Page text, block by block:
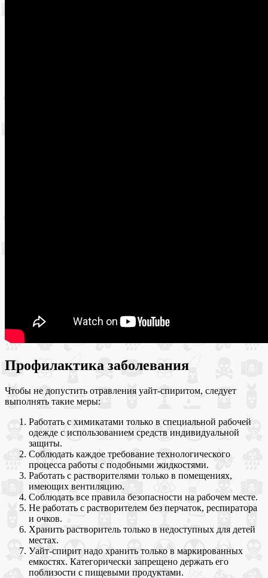
Профилактика заболевания
Чтобы не допустить отравления уайт-спиритом, следует
выполнять такие меры:
Работать с химикатами только в специальной рабочей
одежде с использованием средств индивидуальной
защиты.
Соблюдать каждое требование технологического
процесса работы с подобными жидкостями.
Работать с растворителями только в помещениях,
имеющих вентиляцию.
Соблюдать все правила безопасности на рабочем месте.
Не работать с растворителем без перчаток, респиратора
и очков.
Хранить растворитель только в недоступных для детей
местах.
Уайт-спирит надо хранить только в маркированных
емкостях. Категорически запрещено держать его
поблизости с пищевыми продуктами.